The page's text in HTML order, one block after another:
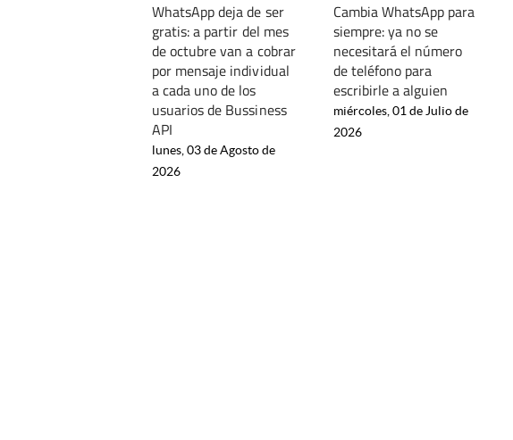
WhatsApp deja de ser
gratis: a partir del mes
de octubre van a cobrar
por mensaje individual
a cada uno de los
usuarios de Bussiness
API
lunes, 03 de Agosto de
2026
Cambia WhatsApp para
siempre: ya no se
necesitará el número
de teléfono para
escribirle a alguien
miércoles, 01 de Julio de
2026